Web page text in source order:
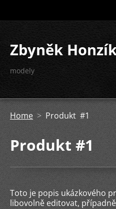
Zbyněk
modely
Home > Produkt #1
Produkt #1
Toto je popis ukázkového
libovolně editovat,